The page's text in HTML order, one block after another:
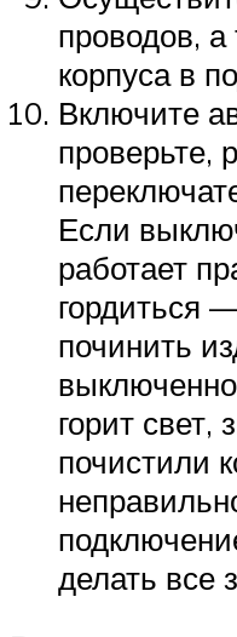
проводов, а
корпуса в
Включите
проверьте,
Если
работает
гордиться
починить
горит свет,
почистили
делать все